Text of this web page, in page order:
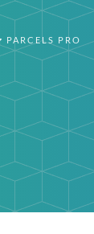
PARCELS PRO